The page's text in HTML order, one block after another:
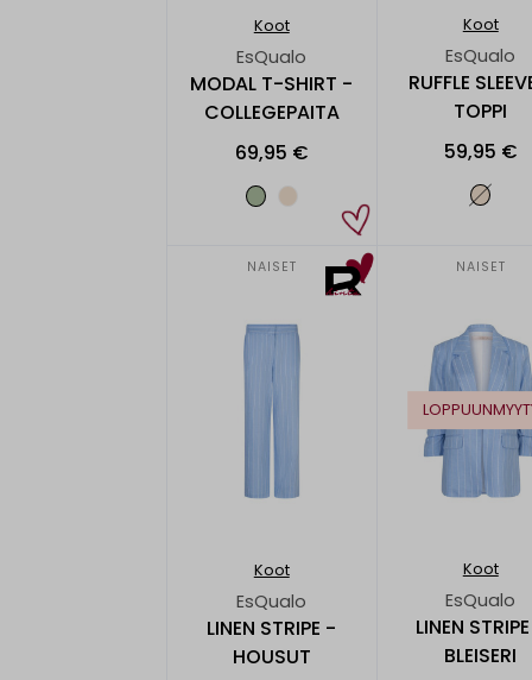
Koot
EsQualo
MODAL T-SHIRT -
COLLEGEPAITA
69,95 €
Koot
EsQualo
RUFFLE
TOPPI
59,95 €
NAISET
Koot
EsQualo
LINEN STRIPE -
HOUSUT
NAISET
Koot
EsQualo
LINEN
BLEISERI